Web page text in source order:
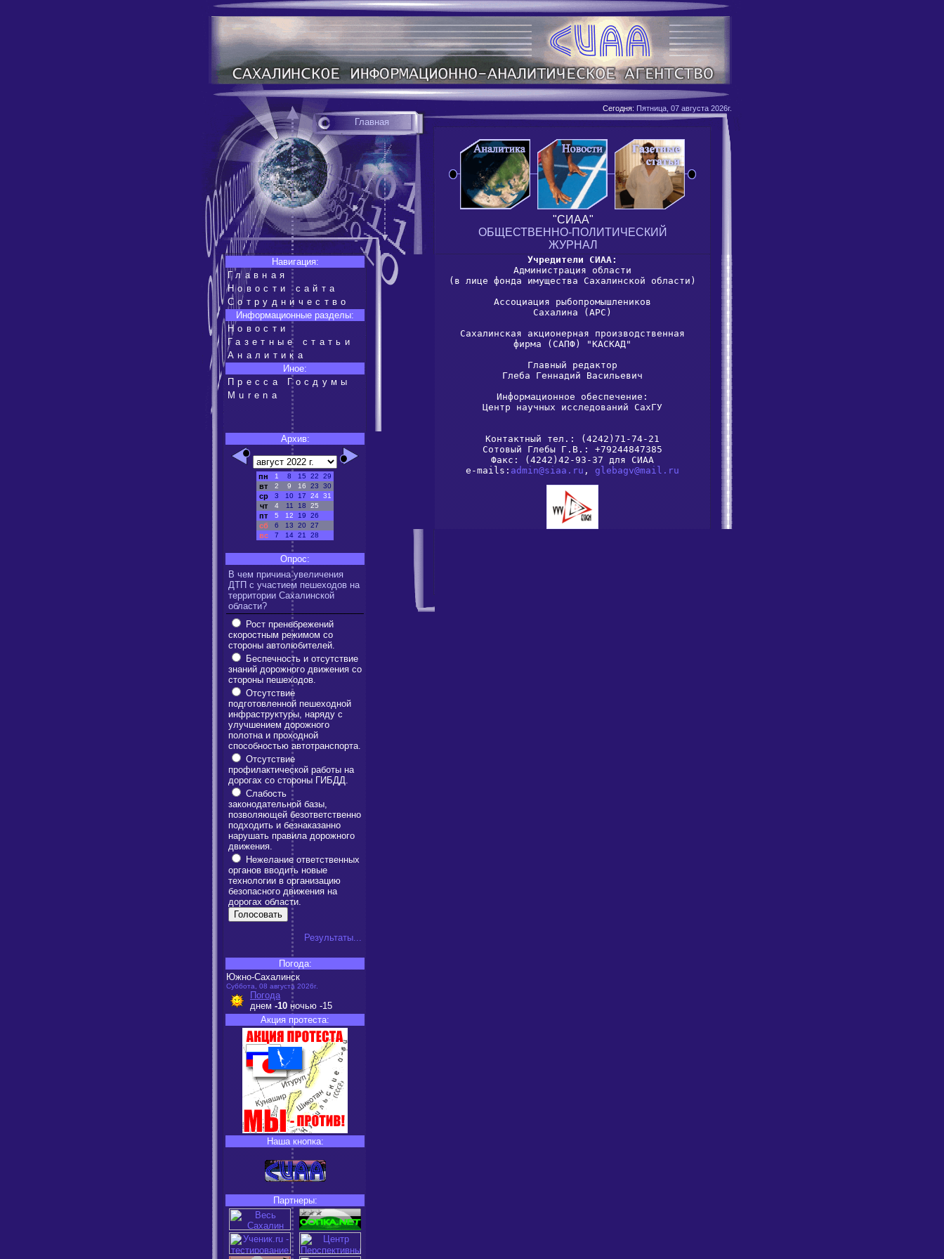
Сегодня: Пятница, 07 августа 2026г.
Главная
"СИАА"
ОБЩЕСТВЕННО-ПОЛИТИЧЕСКИЙ
ЖУРНАЛ
Навигация:
Главная
Новости сайта
Сотрудничество
Информационные разделы:
Новости
Газетные статьи
Аналитика
Иное:
Пресса Госдумы
Murena
Архив:
пн 1 8 15 22 29
вт 2 9 16 23 30
ср 3 10 17 24 31
чт 4 11 18 25
пт 5 12 19 26
сб 6 13 20 27
вс 7 14 21 28
Опрос:
В чем причина увеличения
ДТП с участием пешеходов на
территории Сахалинской
области?
Рост пренебрежений
скоростным режимом со
стороны автолюбителей.
Беспечность и отсутствие
знаний дорожного движения со
стороны пешеходов.
Отсутствие
подготовленной пешеходной
инфраструктуры, наряду с
улучшением дорожного
полотна и проходной
способностью автотранспорта.
Отсутствие
профилактической работы на
дорогах со стороны ГИБДД.
Слабость
законодательной базы,
позволяющей безответственно
подходить и безнаказанно
нарушать правила дорожного
движения.
Нежелание ответственных
органов вводить новые
технологии в организацию
безопасного движения на
дорогах области.
Результаты...
Погода:
Южно-Сахалинск
Суббота, 08 августа 2026г.
Погода
днем -10 ночью -15
Акция протеста:
Наша кнопка:
Партнеры:
Учредители СИАА:
Администрация области
(в лице фонда имущества Сахалинской области)
Ассоциация рыбопромышлеников
Сахалина (АРС)
Сахалинская акционерная производственная
фирма (САПФ) "КАСКАД"
Главный редактор
Глеба Геннадий Васильевич
Информационное обеспечение:
Центр научных исследований СахГУ
Контактный тел.: (4242)71-74-21
Сотовый Глебы Г.В.: +79244847385
Факс: (4242)42-93-37 для СИАА
e-mails: admin@siaa.ru , glebagv@mail.ru